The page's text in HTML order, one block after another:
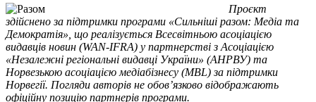
Проєкт
здійснено за підтримки програми «Сильніші разом: Медіа та
Демократія», що реалізується Всесвітньою асоціацією
видавців новин (WAN-IFRA) у партнерстві з Асоціацією
«Незалежні регіональні видавці України» (АНРВУ) та
Норвезькою асоціацією медіабізнесу (MBL) за підтримки
Норвегії. Погляди авторів не обов’язково відображають
офіційну позицію партнерів програми.